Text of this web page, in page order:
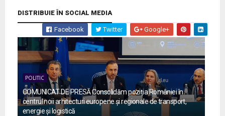
DISTRIBUIE ÎN SOCIAL MEDIA
Facebook Twitter Google+
POLITIC
COMUNICAT DE PRESĂ Consolidăm poziția României în
centrul noii arhitecturi europene și regionale de transport,
energie și logistică